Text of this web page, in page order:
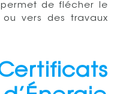
de flécher le
ou vers des travaux